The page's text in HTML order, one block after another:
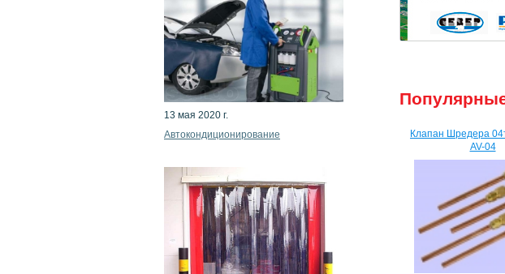
Клапан Шредера
AV-04
13 мая 2020 г.
Автокондиционирование